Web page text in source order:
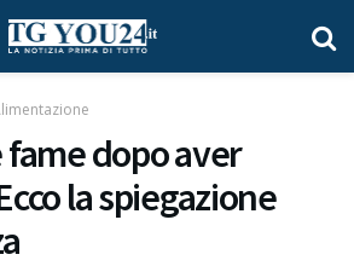
dopo aver
la spiegazione